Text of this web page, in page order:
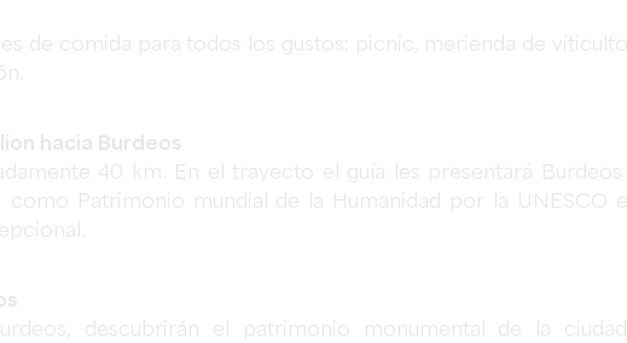
de comida para todos los gustos: picnic, merienda de
hacia Burdeos
40 km. En el trayecto el guía les presentará Burdeos
Patrimonio mundial de la Humanidad por la UNESCO
descubrirán el patrimonio monumental de la